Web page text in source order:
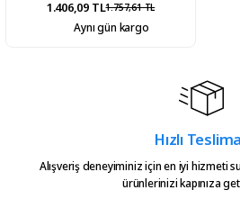
1.406,09 TL1.757,61 TL
Aynı gün kargo
Hızlı
Alışveriş deneyiminiz için en iyi hizmeti
ürünlerinizi kapınıza